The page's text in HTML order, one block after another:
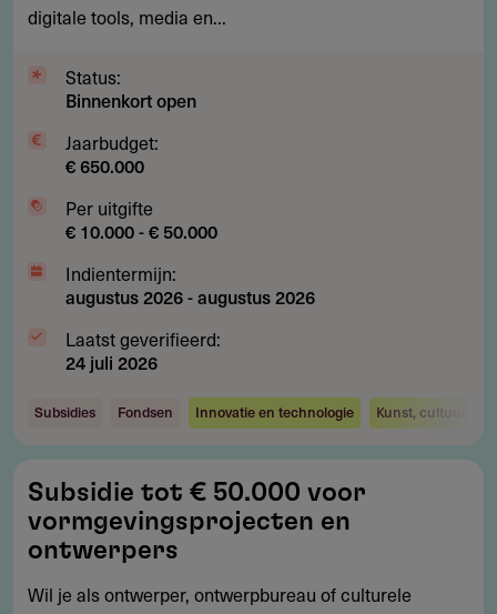
cultuur
mediakunstprojecten
digitale tools, media en...
Status:
Binnenkort open
Jaarbudget:
€ 650.000
Per uitgifte
€ 10.000 - € 50.000
Indientermijn:
augustus 2026-augustus 2026
Laatst geverifieerd:
24 juli 2026
Subsidies Fondsen Innovatie en technologie Kunst, cultuur en
tot
€
50.000
voor
Subsidie tot € 50.000 voor
vormgevingsprojecten en
ontwerpers
Wil je als ontwerper, ontwerpbureau of culturele